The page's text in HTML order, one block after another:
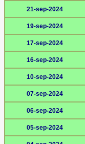
21-sep-2024
19-sep-2024
17-sep-2024
16-sep-2024
10-sep-2024
07-sep-2024
06-sep-2024
05-sep-2024